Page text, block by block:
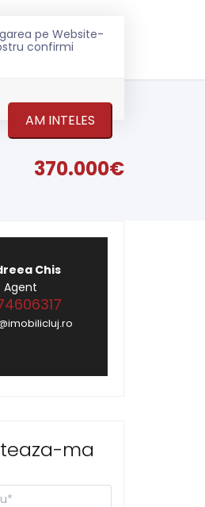
pe Website-
confirmi
AM INTELES
0774 606 317
370.000€
Chis
Agent
ma